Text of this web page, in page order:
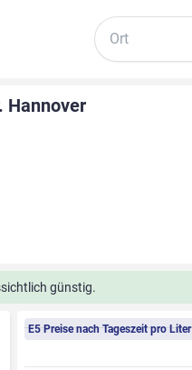
Suche
Hannover
günstig.
E5 Preise nach Tageszeit pro Liter